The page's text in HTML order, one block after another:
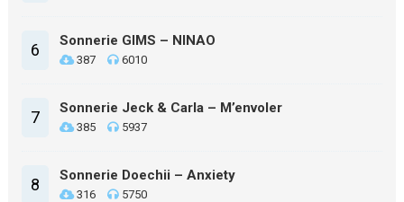
6 Sonnerie GIMS – NINAO
387 6010
7 Sonnerie Jeck & Carla – M’envoler
385 5937
8 Sonnerie Doechii – Anxiety
316 5750